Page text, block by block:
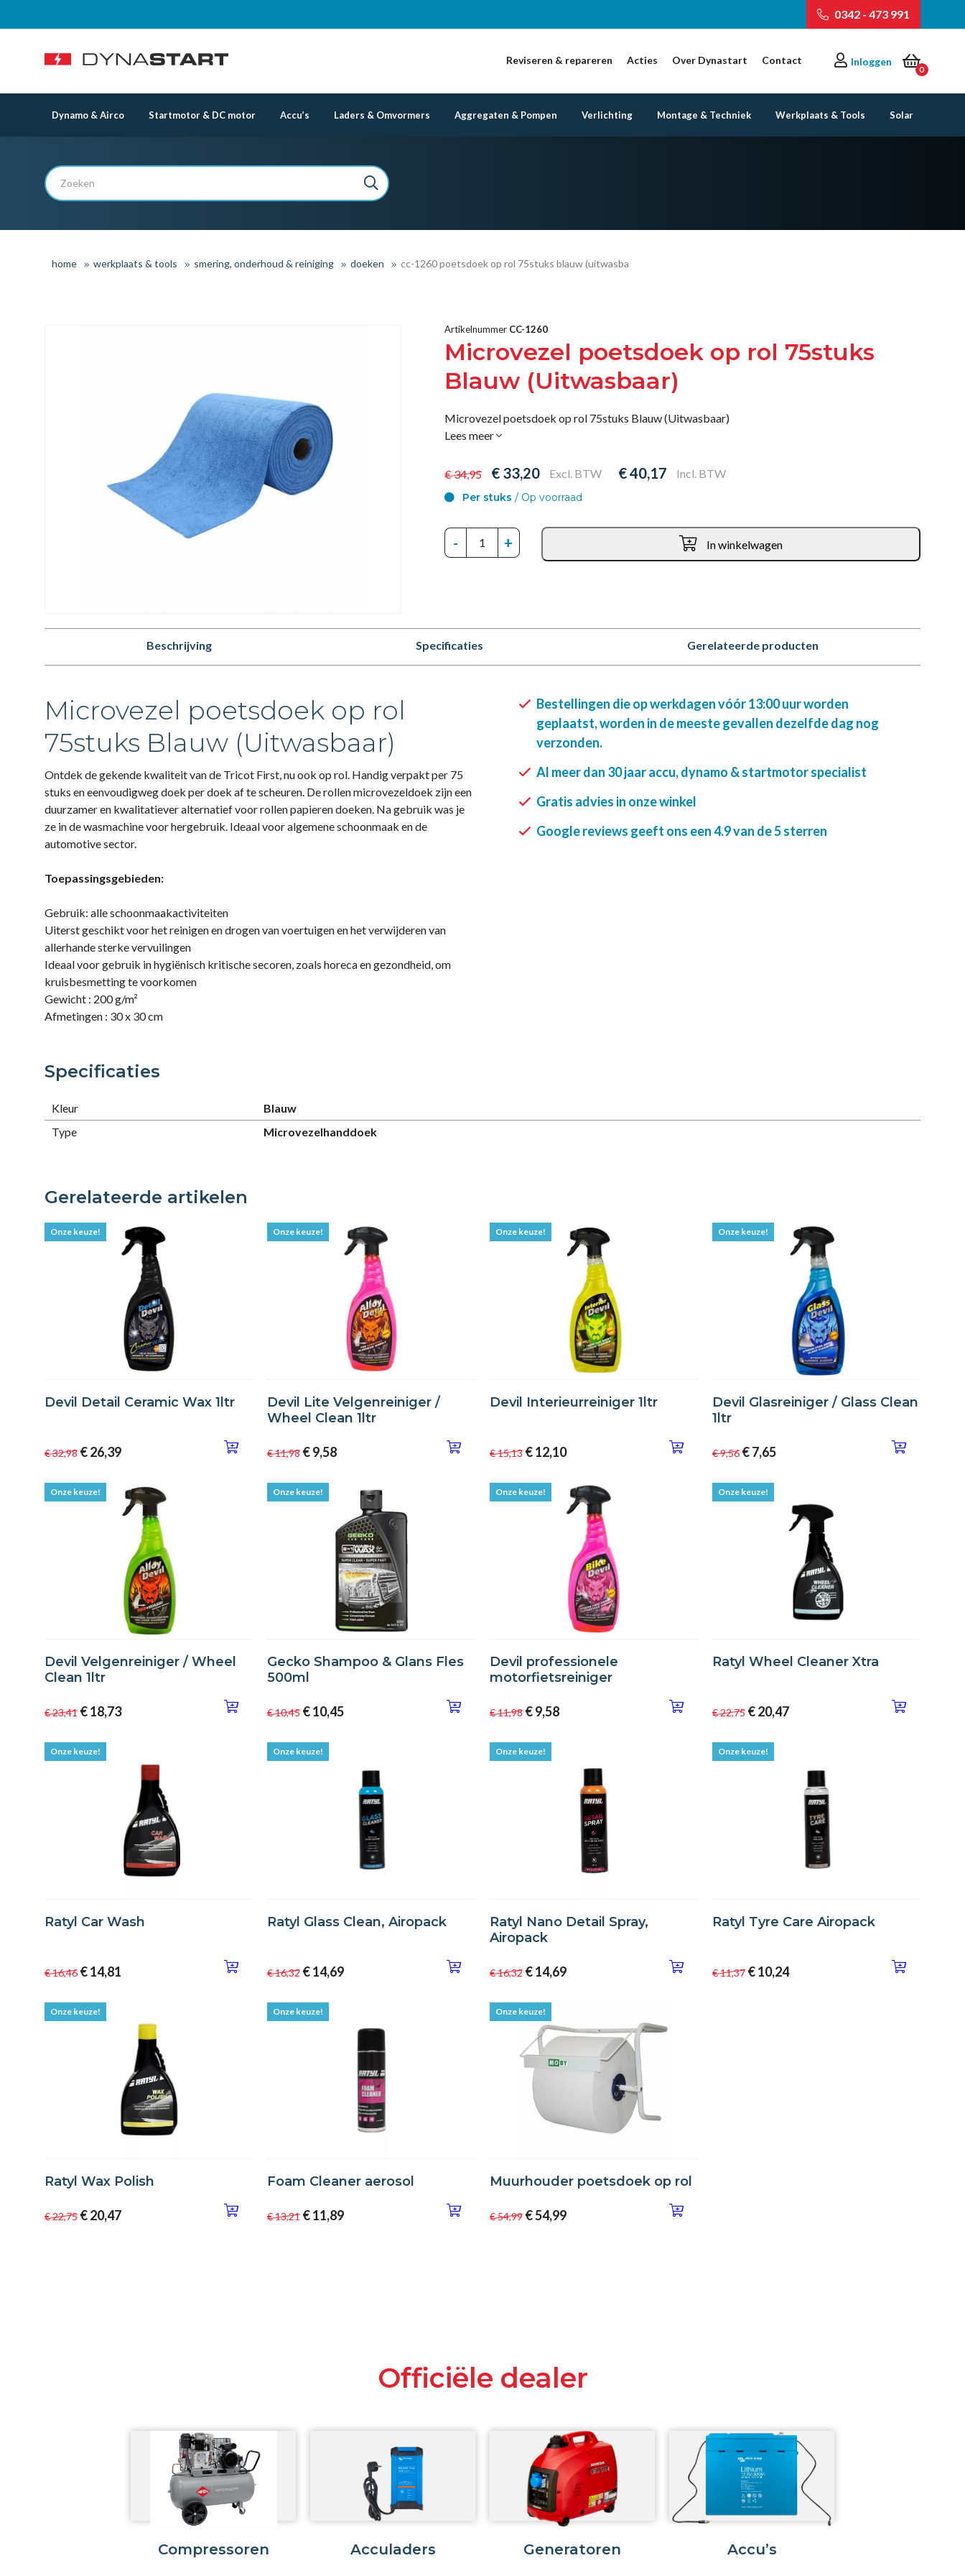
0342 - 473 991
Reviseren & repareren Acties Over Dynastart Contact
0
Inloggen
Dynamo & Airco Startmotor & DC motor Accu’s Laders & Omvormers Aggregaten & Pompen Verlichting Montage & Techniek Werkplaats & Tools Solar
home werkplaats & tools smering, onderhoud & reiniging doeken cc-1260 poetsdoek op rol 75stuks blauw (uitwasba
Artikelnummer CC-1260
Microvezel poetsdoek op rol 75stuks
Blauw (Uitwasbaar)
Microvezel poetsdoek op rol 75stuks Blauw (Uitwasbaar)
Lees meer
€ 34,95 € 33,20 Excl. BTW € 40,17 Incl. BTW
Per stuks / Op voorraad
- + In winkelwagen
Beschrijving Specificaties Gerelateerde producten
Microvezel poetsdoek op rol
75stuks Blauw (Uitwasbaar)
Ontdek de gekende kwaliteit van de Tricot First, nu ook op rol. Handig verpakt per 75
stuks en eenvoudigweg doek per doek af te scheuren. De rollen microvezeldoek zijn een
duurzamer en kwalitatiever alternatief voor rollen papieren doeken. Na gebruik was je
ze in de wasmachine voor hergebruik. Ideaal voor algemene schoonmaak en de
automotive sector.
Toepassingsgebieden:
Gebruik: alle schoonmaakactiviteiten
Uiterst geschikt voor het reinigen en drogen van voertuigen en het verwijderen van
allerhande sterke vervuilingen
Ideaal voor gebruik in hygiënisch kritische secoren, zoals horeca en gezondheid, om
kruisbesmetting te voorkomen
Gewicht : 200 g/m²
Afmetingen : 30 x 30 cm
Bestellingen die op werkdagen vóór 13:00 uur worden
geplaatst, worden in de meeste gevallen dezelfde dag nog
verzonden.
Al meer dan 30 jaar accu, dynamo & startmotor specialist
Gratis advies in onze winkel
Google reviews geeft ons een 4.9 van de 5 sterren
Specificaties
Kleur
Blauw
Type
Microvezelhanddoek
Gerelateerde artikelen
Onze keuze!
Devil Detail Ceramic Wax 1ltr
€ 32,98 € 26,39
Onze keuze!
Devil Lite Velgenreiniger /
Wheel Clean 1ltr
€ 11,98 € 9,58
Onze keuze!
Devil Interieurreiniger 1ltr
€ 15,13 € 12,10
Onze keuze!
Devil Glasreiniger / Glass Clean
1ltr
€ 9,56 € 7,65
Onze keuze!
Devil Velgenreiniger / Wheel
Clean 1ltr
€ 23,41 € 18,73
Onze keuze!
Gecko Shampoo & Glans Fles
500ml
€ 10,45 € 10,45
Onze keuze!
Devil professionele
motorfietsreiniger
€ 11,98 € 9,58
Onze keuze!
Ratyl Wheel Cleaner Xtra
€ 22,75 € 20,47
Onze keuze!
Ratyl Car Wash
€ 16,46 € 14,81
Onze keuze!
Ratyl Glass Clean, Airopack
€ 16,32 € 14,69
Onze keuze!
Ratyl Nano Detail Spray,
Airopack
€ 16,32 € 14,69
Onze keuze!
Ratyl Tyre Care Airopack
€ 11,37 € 10,24
Onze keuze!
Ratyl Wax Polish
€ 22,75 € 20,47
Onze keuze!
Foam Cleaner aerosol
€ 13,21 € 11,89
Onze keuze!
Muurhouder poetsdoek op rol
€ 54,99 € 54,99
Officiële dealer
Compressoren Acculaders Generatoren Accu’s